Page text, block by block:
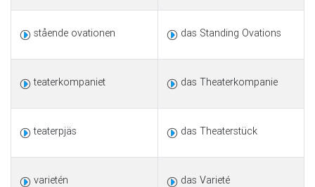
stående ovationen das Standing Ovations
teaterkompaniet das Theaterkompanie
teaterpjäs das Theaterstück
varietén das Varieté